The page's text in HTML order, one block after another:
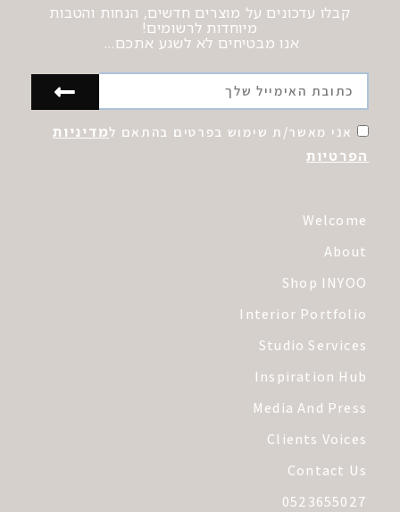
Welcome
About
Shop INYOO
Interior Portfolio
Studio Services
Inspiration Hub
Media And Press
Clients Voices
Contact Us
0523655027
קבלו עדכונים על מוצרים חדשים, הנחות והטבות
מיוחדות לרשומים!
אנו מבטיחים לא לשגע אתכם…
אני מאשר/ת שימוש בפרטים בהתאם למדיניות
הפרטיות